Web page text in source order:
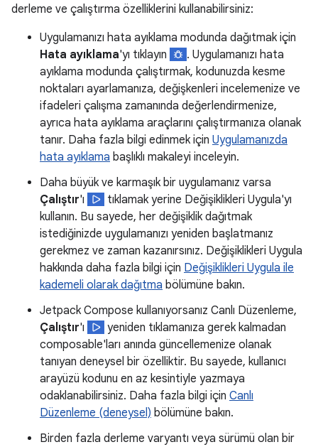
derleme ve çalıştırma özelliklerini kullanabilirsiniz:
Uygulamanızı hata ayıklama modunda dağıtmak için
Hata ayıklama'yı tıklayın
. Uygulamanızı hata
ayıklama modunda çalıştırmak, kodunuzda kesme
noktaları ayarlamanıza, değişkenleri incelemenize ve
ifadeleri çalışma zamanında değerlendirmenize,
ayrıca hata ayıklama araçlarını çalıştırmanıza olanak
tanır. Daha fazla bilgi edinmek için Uygulamanızda
hata ayıklama başlıklı makaleyi inceleyin.
Daha büyük ve karmaşık bir uygulamanız varsa
Çalıştır'ı
tıklamak yerine Değişiklikleri Uygula'yı
kullanın. Bu sayede, her değişiklik dağıtmak
istediğinizde uygulamanızı yeniden başlatmanız
gerekmez ve zaman kazanırsınız. Değişiklikleri Uygula
hakkında daha fazla bilgi için Değişiklikleri Uygula ile
kademeli olarak dağıtma bölümüne bakın.
Jetpack Compose kullanıyorsanız Canlı Düzenleme,
Çalıştır'ı
yeniden tıklamanıza gerek kalmadan
composable'ları anında güncellemenize olanak
tanıyan deneysel bir özelliktir. Bu sayede, kullanıcı
arayüzü kodunu en az kesintiyle yazmaya
odaklanabilirsiniz. Daha fazla bilgi için Canlı
Düzenleme (deneysel) bölümüne bakın.
Birden fazla derleme varyantı veya sürümü olan bir